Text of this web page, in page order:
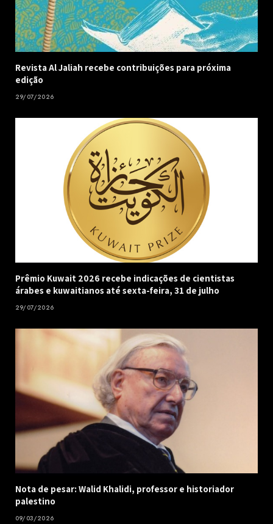
Revista Al Jaliah recebe contribuições para próxima
edição
29/07/2026
Prêmio Kuwait 2026 recebe indicações de cientistas
árabes e kuwaitianos até sexta-feira, 31 de julho
29/07/2026
Nota de pesar: Walid Khalidi, professor e historiador
palestino
09/03/2026